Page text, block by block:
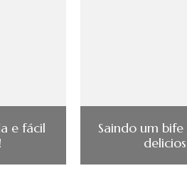
e fácil
Saindo um